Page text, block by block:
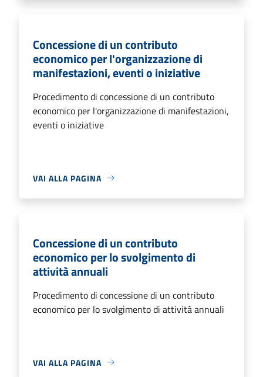
Concessione di un contributo
economico per l'organizzazione di
manifestazioni, eventi o iniziative
Procedimento di concessione di un contributo
economico per l'organizzazione di manifestazioni,
eventi o iniziative
VAI ALLA PAGINA
Concessione di un contributo
economico per lo svolgimento di
attività annuali
Procedimento di concessione di un contributo
economico per lo svolgimento di attività annuali
VAI ALLA PAGINA